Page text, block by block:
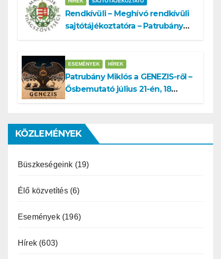
Rendkívüli – Meghívó rendkívüli
sajtótájékoztatóra – Patrubány
támadás
ESEMÉNYEK HÍREK
Patrubány Miklós a GENEZIS-ről –
Ősbemutató július 21-én, 18
KÖZLEMÉNYEK
Büszkeségeink (19)
Élő közvetítés(6)
Események(196)
Hírek (603)